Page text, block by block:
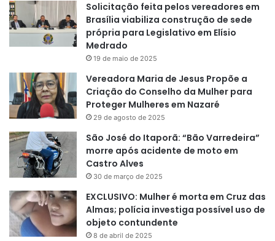
Solicitação feita pelos vereadores em
Brasília viabiliza construção de sede
própria para Legislativo em Elísio
Medrado
19 de maio de 2025
Vereadora Maria de Jesus Propõe a
Criação do Conselho da Mulher para
Proteger Mulheres em Nazaré
29 de agosto de 2025
São José do Itaporã: “Bão Varredeira”
morre após acidente de moto em
Castro Alves
30 de março de 2025
EXCLUSIVO: Mulher é morta em Cruz das
Almas; polícia investiga possível uso de
objeto contundente
8 de abril de 2025